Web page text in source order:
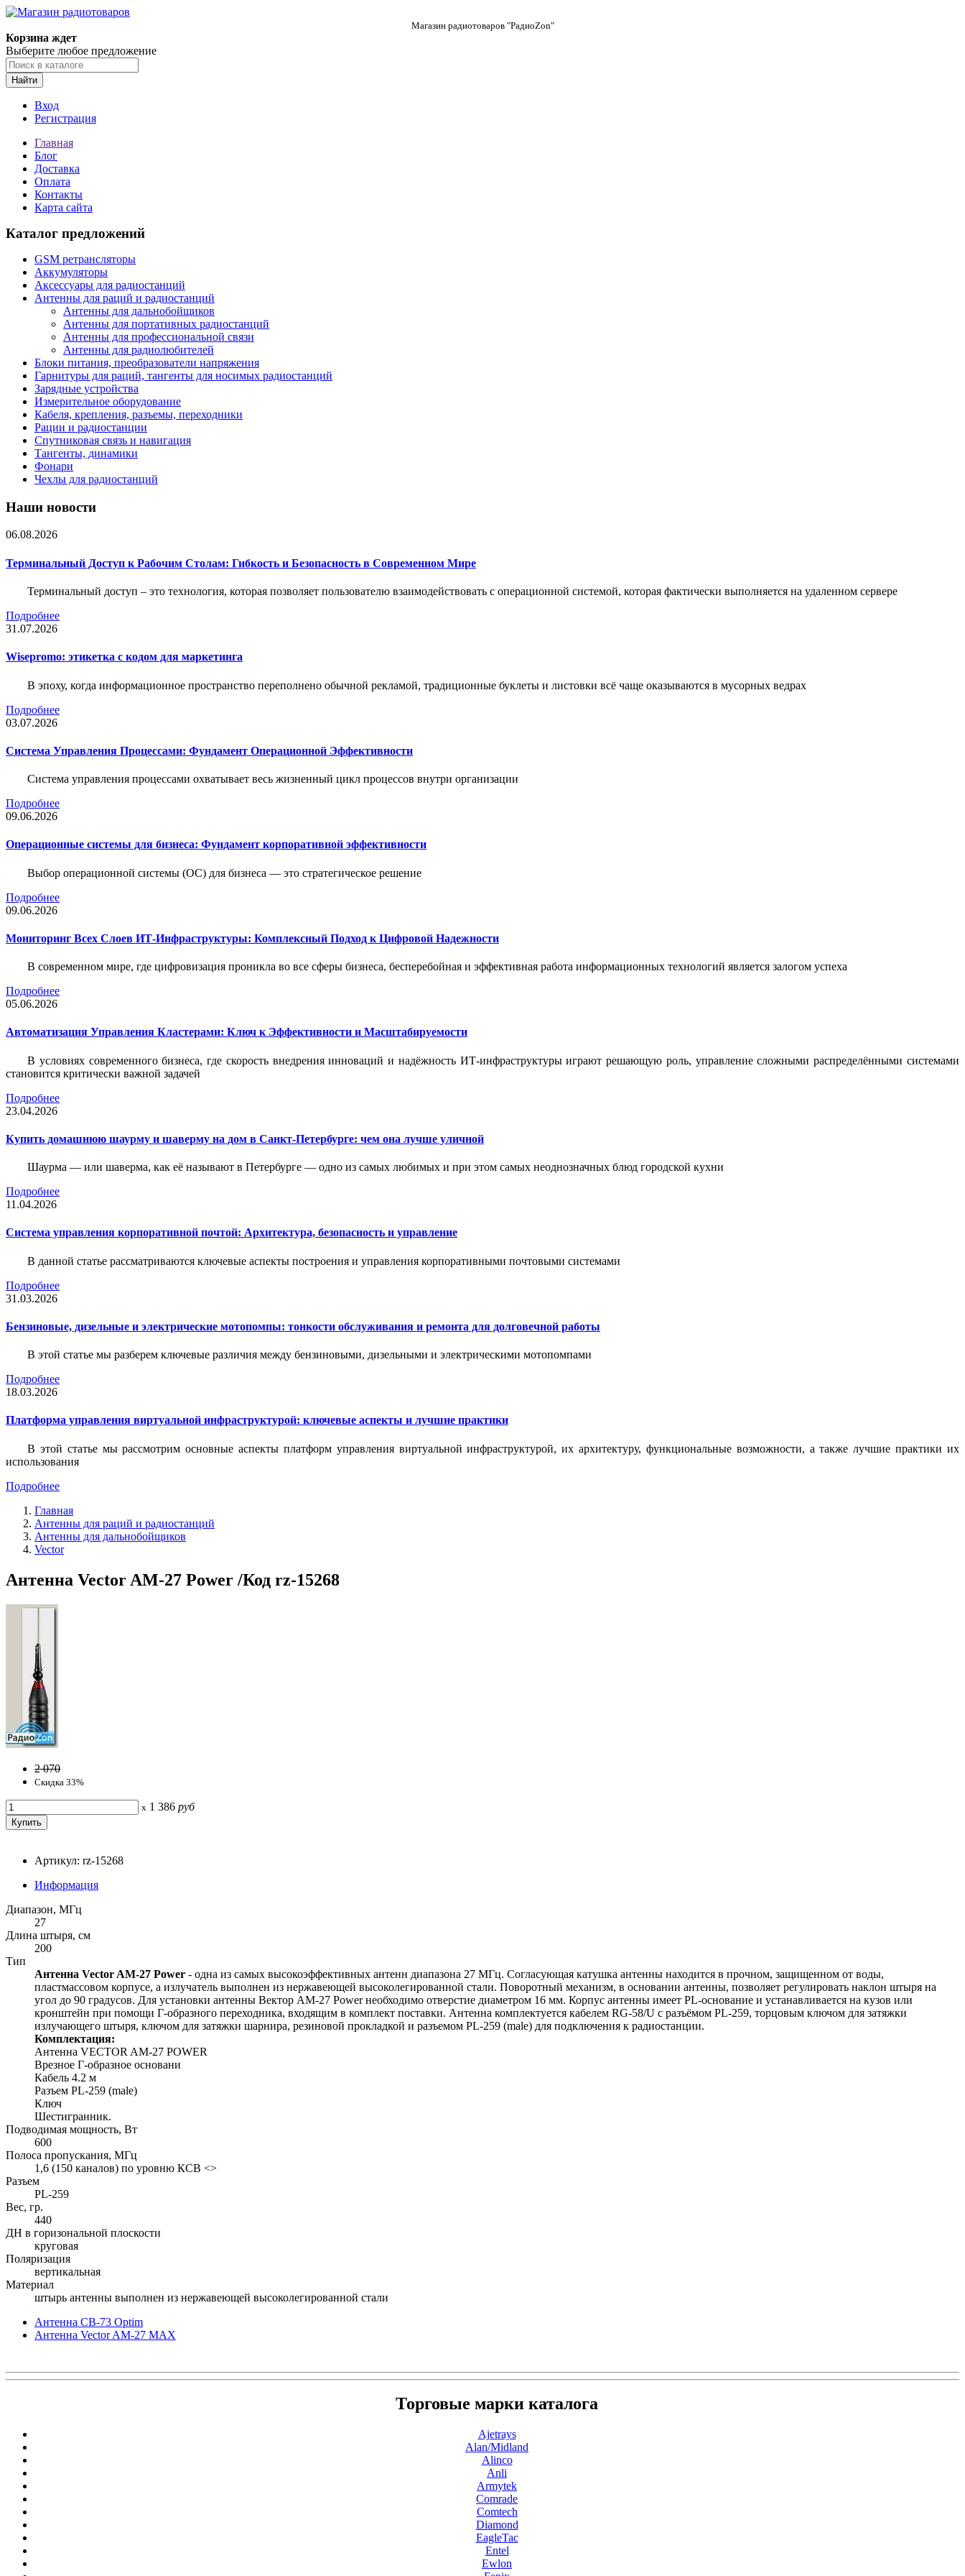
Магазин радиотоваров "РадиоZon"
Корзина ждет
Выберите любое предложение
Найти
Вход
Регистрация
Главная
Блог
Доставка
Оплата
Контакты
Карта сайта
Каталог предложений
GSM ретрансляторы
Аккумуляторы
Аксессуары для радиостанций
Антенны для раций и радиостанций
Антенны для дальнобойщиков
Антенны для портативных радиостанций
Антенны для профессиональной связи
Антенны для радиолюбителей
Блоки питания, преобразователи напряжения
Гарнитуры для раций, тангенты для носимых радиостанций
Зарядные устройства
Измерительное оборудование
Кабеля, крепления, разъемы, переходники
Рации и радиостанции
Спутниковая связь и навигация
Тангенты, динамики
Фонари
Чехлы для радиостанций
Наши новости
06.08.2026
Терминальный Доступ к Рабочим Столам: Гибкость и Безопасность в Современном Мире
Терминальный доступ – это технология, которая позволяет пользователю взаимодействовать с операционной системой, которая фактически выполняется на удаленном сервере
Подробнее
31.07.2026
Wisepromo: этикетка c кодом для маркетинга
В эпоху, когда информационное пространство переполнено обычной рекламой, традиционные буклеты и листовки всё чаще оказываются в мусорных ведрах
Подробнее
03.07.2026
Система Управления Процессами: Фундамент Операционной Эффективности
Система управления процессами охватывает весь жизненный цикл процессов внутри организации
Подробнее
09.06.2026
Операционные системы для бизнеса: Фундамент корпоративной эффективности
Выбор операционной системы (ОС) для бизнеса — это стратегическое решение
Подробнее
09.06.2026
Мониторинг Всех Слоев ИТ-Инфраструктуры: Комплексный Подход к Цифровой Надежности
В современном мире, где цифровизация проникла во все сферы бизнеса, бесперебойная и эффективная работа информационных технологий является залогом успеха
Подробнее
05.06.2026
Автоматизация Управления Кластерами: Ключ к Эффективности и Масштабируемости
В условиях современного бизнеса, где скорость внедрения инноваций и надёжность ИТ-инфраструктуры играют решающую роль, управление сложными распределёнными системами
становится критически важной задачей
Подробнее
23.04.2026
Купить домашнюю шаурму и шаверму на дом в Санкт-Петербурге: чем она лучше уличной
Шаурма — или шаверма, как её называют в Петербурге — одно из самых любимых и при этом самых неоднозначных блюд городской кухни
Подробнее
11.04.2026
Система управления корпоративной почтой: Архитектура, безопасность и управление
В данной статье рассматриваются ключевые аспекты построения и управления корпоративными почтовыми системами
Подробнее
31.03.2026
Бензиновые, дизельные и электрические мотопомпы: тонкости обслуживания и ремонта для долговечной работы
В этой статье мы разберем ключевые различия между бензиновыми, дизельными и электрическими мотопомпами
Подробнее
18.03.2026
Платформа управления виртуальной инфраструктурой: ключевые аспекты и лучшие практики
В этой статье мы рассмотрим основные аспекты платформ управления виртуальной инфраструктурой, их архитектуру, функциональные возможности, а также лучшие практики их
использования
Подробнее
Главная
Антенны для раций и радиостанций
Антенны для дальнобойщиков
Vector
Антенна Vector AM-27 Power /Код rz-15268
2 070
Скидка 33%
x 1 386 руб
Артикул: rz-15268
Информация
Диапазон, МГц
27
Длина штыря, см
200
Тип
Антенна Vector AM-27 Power - одна из самых высокоэффективных антенн диапазона 27 МГц. Согласующая катушка антенны находится в прочном, защищенном от воды,
пластмассовом корпусе, а излучатель выполнен из нержавеющей высоколегированной стали. Поворотный механизм, в основании антенны, позволяет регулировать наклон штыря на
угол до 90 градусов. Для установки антенны Вектор АМ-27 Power необходимо отверстие диаметром 16 мм. Корпус антенны имеет PL-основание и устанавливается на кузов или
кронштейн при помощи Г-образного переходника, входящим в комплект поставки. Антенна комплектуется кабелем RG-58/U с разъёмом PL-259, торцовым ключом для затяжки
излучающего штыря, ключом для затяжки шарнира, резиновой прокладкой и разъемом PL-259 (male) для подключения к радиостанции.
Комплектация:
Антенна VECTOR AM-27 POWER
Врезное Г-образное основани
Кабель 4.2 м
Разъем PL-259 (male)
Ключ
Шестигранник.
Подводимая мощность, Вт
600
Полоса пропускания, МГц
1,6 (150 каналов) по уровню КСВ <>
Разъем
PL-259
Вес, гр.
440
ДН в горизональной плоскости
круговая
Поляризация
вертикальная
Материал
штырь антенны выполнен из нержавеющей высоколегированной стали
Антенна CB-73 Optim
Антенна Vector AM-27 MAX
Торговые марки каталога
Ajetrays
Alan/Midland
Alinco
Anli
Armytek
Comrade
Comtech
Diamond
EagleTac
Entel
Ewlon